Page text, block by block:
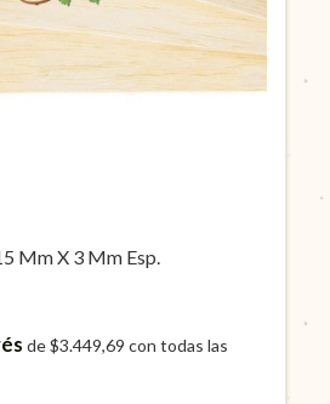
Mm X 3 Mm Esp.
de$3.449,69 con todas las